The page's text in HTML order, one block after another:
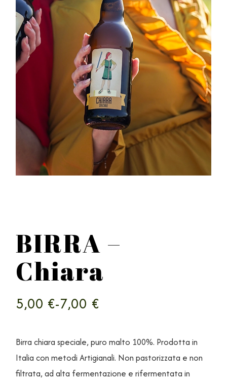
BIRRA –
Chiara
5,00 €-7,00 €
Birra chiara speciale, puro malto 100%. Prodotta in
Italia con metodi Artigianali. Non pastorizzata e non
filtrata, ad alta fermentazione e rifermentata in